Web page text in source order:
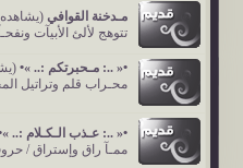
مـدخنة القوافي (يشاهده 64 زائر)
تتوهج لألئ الأبيآت
•« ..: مـحبرتكم :.. »•
محـراب قلم وتراتيل
•« ..: عـذب الـكـلام :..
ممـآ راق وإستراق /